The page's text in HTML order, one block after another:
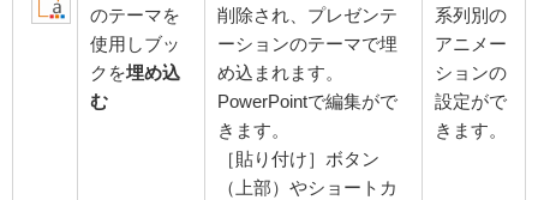
のテーマを
使用しブッ
クを埋め込
む
削除され、プレゼンテ
ーションのテーマで埋
め込まれます。
PowerPointで編集がで
きます。
［貼り付け］ボタン
（上部）やショートカ
系列別の
アニメー
ションの
設定がで
きます。